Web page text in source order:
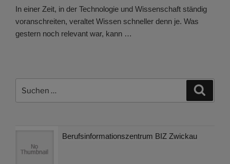
In einer Zeit, in der Technologie und Wissenschaft ständig
voranschreiten, veraltet Wissen schneller denn je. Was
gestern noch relevant war, kann …
nach:
Berufsinformationszentrum BIZ Zwickau